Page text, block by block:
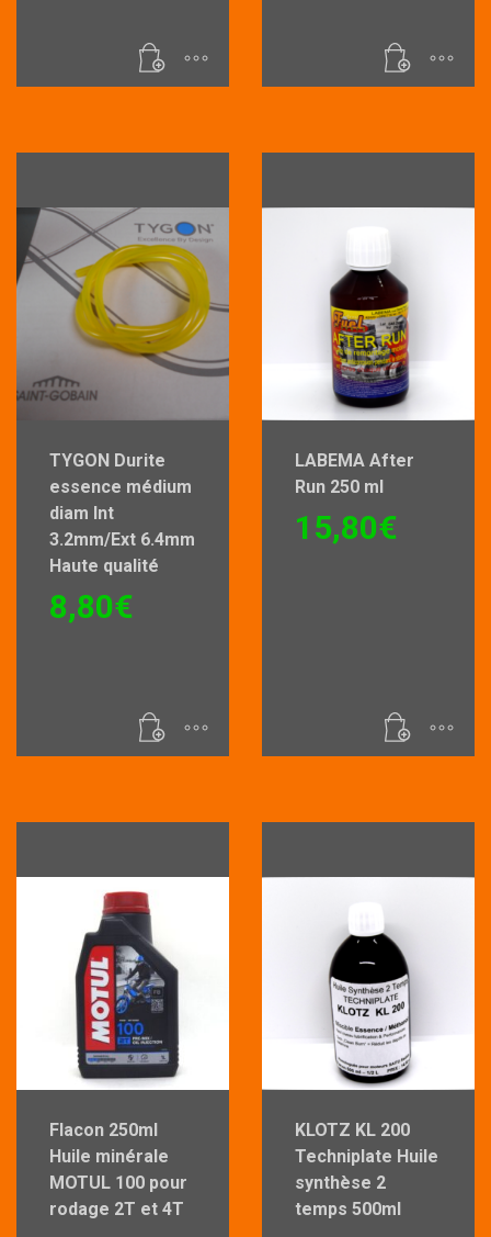
TYGON Durite
essence médium
diam Int
3.2mm/Ext 6.4mm
Haute qualité
8,80€
LABEMA After
Run 250 ml
15,80€
Flacon 250ml
Huile minérale
MOTUL 100 pour
rodage 2T et 4T
KLOTZ KL 200
Techniplate Huile
synthèse 2
temps 500ml